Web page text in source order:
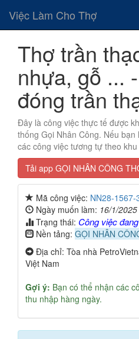
Việc Làm Cho Thợ
Thợ trần
nhựa, gỗ ...
đóng trần
Đây là công việc thực tế được
thống Gọi Nhân Công. Nếu
các công việc tương tự theo
Tải app GỌI NHÂN CÔNG
Mã công việc: NN28-1567-
Ngày muốn làm: 16/1/
Trạng thái: Công việc
Nền tảng: GỌI NHÂN
Địa chỉ: Tòa nhà
Việt Nam
Gợi ý: Bạn có thể nhận các
thu nhập hàng ngày.